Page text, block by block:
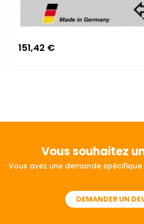
151,42 €
Vous souhaitez
Vous avez une demande spécifique
DEMANDER UN